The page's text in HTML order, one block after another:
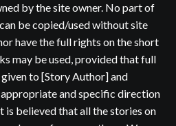
by the site owner. No part of
be copied/used without site
have the full rights on the short
may be used, provided that full
to [Story Author] and
and specific direction
believed that all the stories on